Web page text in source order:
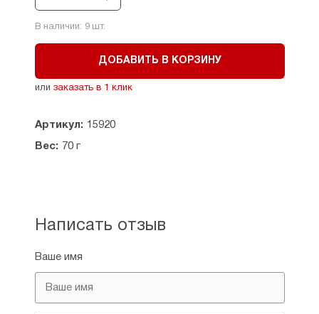
В наличии: 9шт.
ДОБАВИТЬ В КОРЗИНУ
или заказать в 1 клик
Артикул: 15920
Вес: 70 г
Написать отзыв
Ваше имя